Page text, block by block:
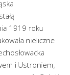
1919 roku
nieliczne
i Ustroniem,